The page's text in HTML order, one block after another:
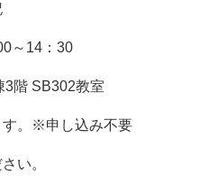
～14：30
3階 SB302教室
す。※申し込み不要
い。